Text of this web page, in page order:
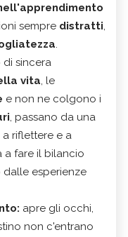
sempre distratti,
.
di sincera
vita, le
e non ne colgono i
, passano da una
riflettere e a
a fare il bilancio
dalle esperienze
apre gli occhi,
non c'entrano